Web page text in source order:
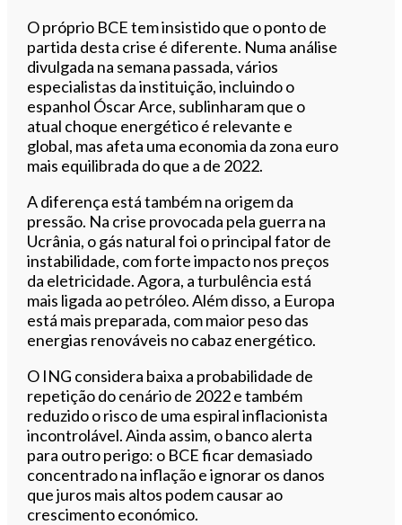
O próprio BCE tem insistido que o ponto de
partida desta crise é diferente. Numa análise
divulgada na semana passada, vários
especialistas da instituição, incluindo o
espanhol Óscar Arce, sublinharam que o
atual choque energético é relevante e
global, mas afeta uma economia da zona euro
mais equilibrada do que a de 2022.
A diferença está também na origem da
pressão. Na crise provocada pela guerra na
Ucrânia, o gás natural foi o principal fator de
instabilidade, com forte impacto nos preços
da eletricidade. Agora, a turbulência está
mais ligada ao petróleo. Além disso, a Europa
está mais preparada, com maior peso das
energias renováveis no cabaz energético.
O ING considera baixa a probabilidade de
repetição do cenário de 2022 e também
reduzido o risco de uma espiral inflacionista
incontrolável. Ainda assim, o banco alerta
para outro perigo: o BCE ficar demasiado
concentrado na inflação e ignorar os danos
que juros mais altos podem causar ao
crescimento económico.